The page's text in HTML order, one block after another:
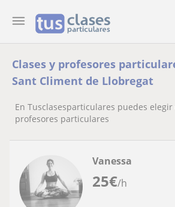
Clases y profesores
Sant Climent de Llobregat
En Tusclasesparticulares puedes
profesores particulares
25€/h
Vanessa